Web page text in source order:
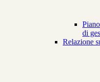
di
Relazione